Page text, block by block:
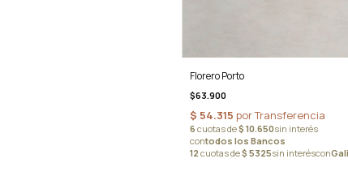
Florero Porto
$63.900